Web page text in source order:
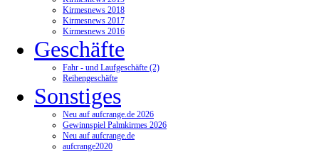
Kirmesnews 2018
Kirmesnews 2017
Kirmesnews 2016
Geschäfte
Fahr - und Laufgeschäfte (2)
Reihengeschäfte
Sonstiges
Neu auf aufcrange.de 2026
Gewinnspiel Palmkirmes 2026
Neu auf aufcrange.de
aufcrange2020